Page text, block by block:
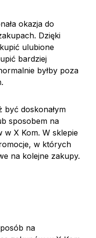
okazja do
Dzięki
ulubione
bardziej
byłby poza
być doskonałym
sposobem na
w X Kom. W sklepie
w których
na kolejne zakupy.
na